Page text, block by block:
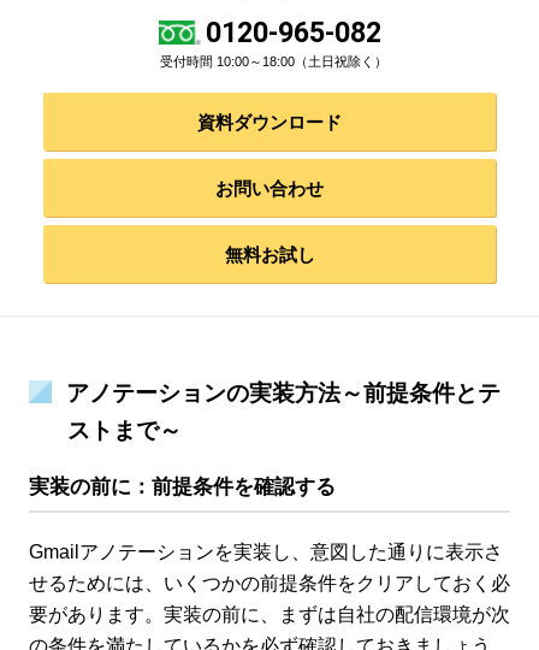
0120-965-082
受付時間 10:00～18:00（土日祝除く）
資料ダウンロード
お問い合わせ
無料お試し
アノテーションの実装方法～前提条件とテ
ストまで～
実装の前に：前提条件を確認する
Gmailアノテーションを実装し、意図した通りに表示さ
せるためには、いくつかの前提条件をクリアしておく必
要があります。実装の前に、まずは自社の配信環境が次
の条件を満たしているかを必ず確認しておきましょう。